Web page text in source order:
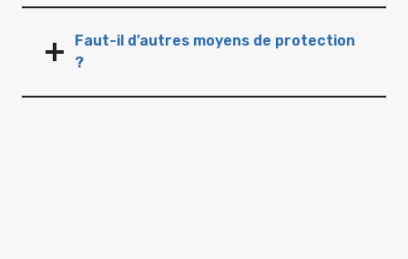
Faut-il d’autres moyens de protection
?